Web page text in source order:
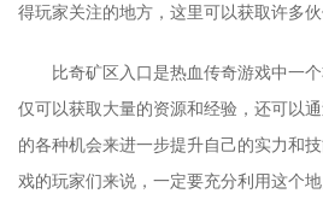
得玩家关注的地方，这里可以获取许多伙
比奇矿区入口是热血传奇游戏中一
仅可以获取大量的资源和经验，还可以
的各种机会来进一步提升自己的实力和
戏的玩家们来说，一定要充分利用这个